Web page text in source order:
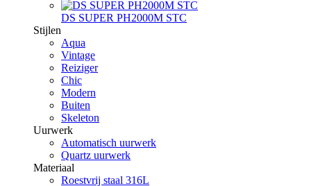
DS SUPER PH2000M STC
Stijlen
Aqua
Vintage
Reiziger
Chic
Modern
Buiten
Skeleton
Uurwerk
Automatisch uurwerk
Quartz uurwerk
Materiaal
Roestvrij staal 316L